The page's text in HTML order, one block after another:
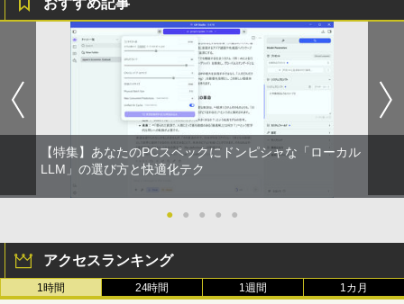
中古ノートパソコン インテル Celeron C
ore i5 Windows11 Pro Office 2024付き
メモリ4GB/8GB/16GB選択可 SSD128G
B/1TB選択可 15.6型 テンキー ビジネス
在宅勤務 学生向け 初期設定不要 店長お
まかせ中古厳選 ノートPC ノート パソコ
ン 中古PC 在宅ワーク オフィス 中古
￥11,980
軽量 小型 レッツノート SV8 12.1型 第8
世代 Corei5 8365U メモリ16GB M.2 SS
D 256GB Wi-Fi5 Bluetooth USB Type-
C Webカメラ Windows11 Pro MS offic
WACOM 液晶ペンタブレット DTK-2451/
G0 wacom ワコム 液晶 液タブ タブ タブ
レット フルhd
￥6,500
【期間限定5%OFFクーポン 8/12 10時ま
インチ 24インチ 180Hz 180hz FHD フリ
ッカーレス 24.5型 FullHD ブルーライト
ブラック MAXZEN MGM25IC03 マクス
ゼン
￥11,980
【中古】 祇園祭千百五十年記念 中近世祇
園社の研究 / 下坂 守 / 法蔵館 [単行本]
【宅配便出荷】
￥14,794
学園騎士のレベルアップ！レベル1000超
そして、（コミック） ： 13 【電子書
籍】[ 白石識 ]
￥792
おすすめ記事
【特集】あなたのPCスペックにドンピシャな「ローカル
LLM」の選び方と快適化テク
● ● ● ● ●
アクセスランキング
1時間 24時間 1週間 1カ月